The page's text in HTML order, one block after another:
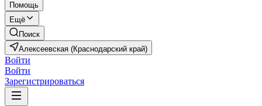
Помощь
Ещё
Поиск
Алексеевская (Краснодарский край)
Войти
Войти
Зарегистрироваться